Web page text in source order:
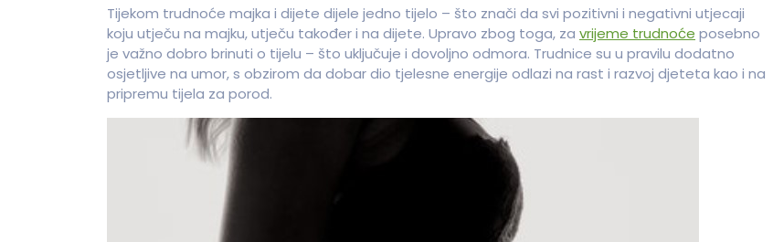
Tijekom trudnoće majka i dijete dijele jedno tijelo – što znači da svi pozitivni i negativni utjecaji
koju utječu na majku, utječu također i na dijete. Upravo zbog toga, za vrijeme trudnoće posebno
je važno dobro brinuti o tijelu – što uključuje i dovoljno odmora. Trudnice su u pravilu dodatno
osjetljive na umor, s obzirom da dobar dio tjelesne energije odlazi na rast i razvoj djeteta kao i na
pripremu tijela za porod.